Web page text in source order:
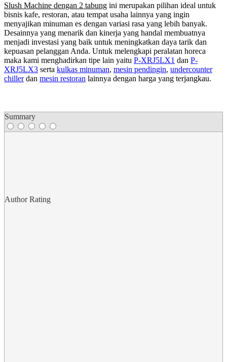
Slush Machine dengan 2 tabung ini merupakan pilihan ideal untuk
bisnis kafe, restoran, atau tempat usaha lainnya yang ingin
menyajikan minuman es dengan variasi rasa yang lebih banyak.
Desainnya yang menarik dan kinerja yang handal membuatnya
menjadi investasi yang baik untuk meningkatkan daya tarik dan
kepuasan pelanggan Anda. Untuk melengkapi peralatan horeca
maka kami menghadirkan tipe lain yaitu P-XRJ5LX1 dan P-
XRJ5LX3 serta kulkas minuman, mesin pendingin, undercounter
chillerdan mesin restoran lainnya dengan harga yang terjangkau.
Summary
Author Rating